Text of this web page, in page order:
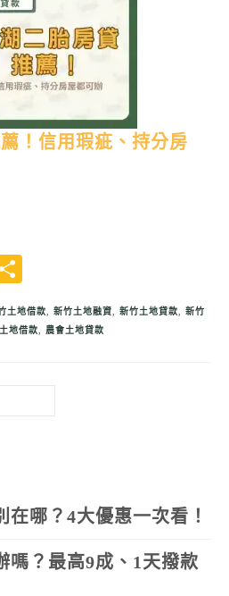
！信用瑕疵、持分房
Line
享
土地借款 新竹土地融資 新竹土地貸款
新竹
地借款 農會土地貸款
在哪？4大優惠一次看！
嗎？最高9成、1天撥款